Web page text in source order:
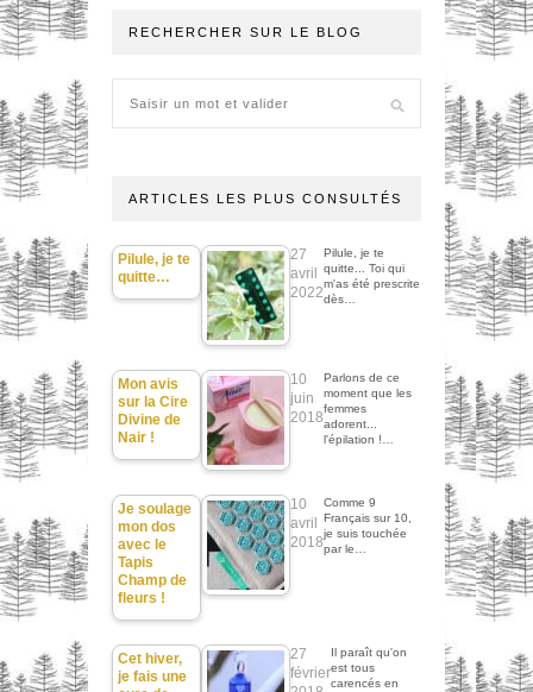
RECHERCHER SUR LE BLOG
ARTICLES LES PLUS CONSULTÉS
Pilule, je te
quitte…
27
avril
2022
Pilule, je te
quitte... Toi qui
m'as été prescrite
dès…
Mon avis
sur la Cire
Divine de
Nair !
10
juin
2018
Parlons de ce
moment que les
femmes
adorent...
l'épilation !…
Je soulage
mon dos
avec le
Tapis
Champ de
fleurs !
10
avril
2018
Comme 9
Français sur 10,
je suis touchée
par le…
Cet hiver,
je fais une
27
février
Il paraît qu'on
est tous
carencés en